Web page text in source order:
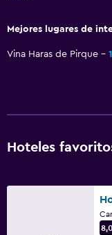
Mejores lugares de
Vina Haras de Pirque
Hoteles
8,0